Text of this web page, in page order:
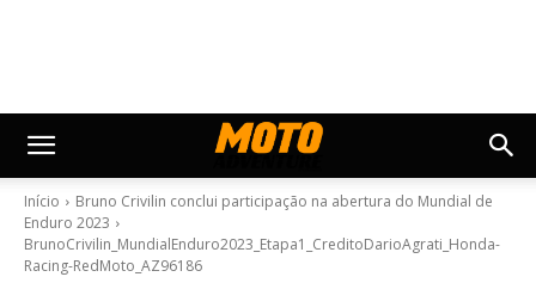
Início
Bruno Crivilin conclui participação na abertura do Mundial de
Enduro 2023
BrunoCrivilin_MundialEnduro2023_Etapa1_CreditoDarioAgrati_Honda-
Racing-RedMoto_AZ96186